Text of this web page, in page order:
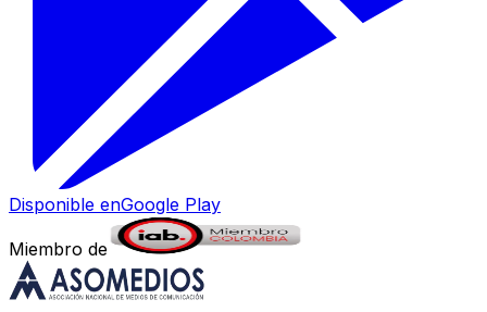
Disponible enGoogle Play
Miembro de